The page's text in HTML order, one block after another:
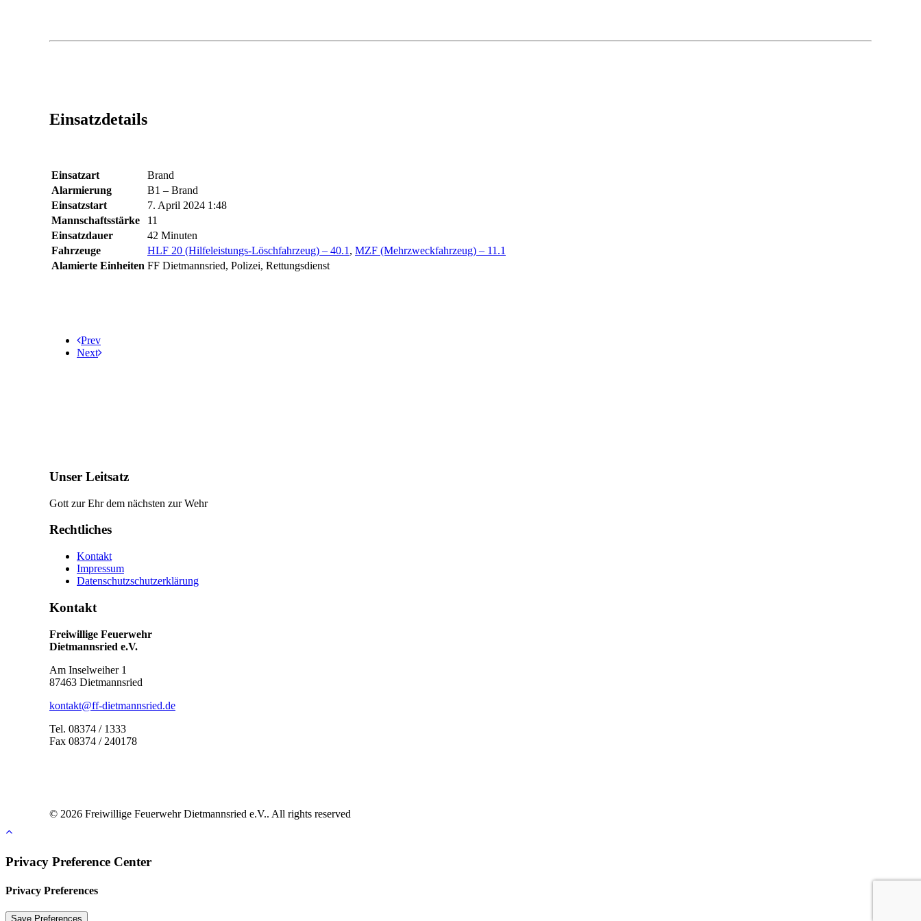
Einsatzdetails
Einsatzart
Brand
Alarmierung
B1 – Brand
Einsatzstart
7. April 2024 1:48
Mannschaftsstärke
11
Einsatzdauer
42 Minuten
Fahrzeuge
HLF 20 (Hilfeleistungs-Löschfahrzeug) – 40.1 , MZF (Mehrzweckfahrzeug) – 11.1
Alamierte Einheiten FF Dietmannsried, Polizei, Rettungsdienst
Prev
Next
Unser Leitsatz
Gott zur Ehr dem nächsten zur Wehr
Rechtliches
Kontakt
Impressum
Datenschutzschutzerklärung
Kontakt
Freiwillige Feuerwehr
Dietmannsried e.V.
Am Inselweiher 1
87463 Dietmannsried
kontakt@ff-dietmannsried.de
Tel. 08374 / 1333
Fax 08374 / 240178
© 2026 Freiwillige Feuerwehr Dietmannsried e.V.. All rights reserved
Privacy Preference Center
Privacy Preferences